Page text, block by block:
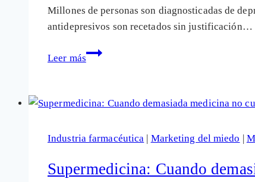
felicidad
NO
Millones de personas son diagnosticadas de
antidepresivos son recetados sin justificación…
Leer más
El
«depresión»
entre
sanas
Industria farmacéutica | Marketing del miedo |
Supermedicina: Cuando